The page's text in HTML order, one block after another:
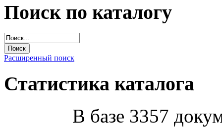
Поиск по каталогу
Расширенный поиск
Статистика каталога
В базе 3357